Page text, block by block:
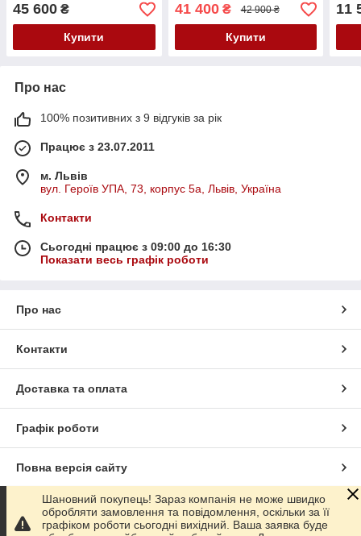
45 600 ₴
Купити
41 400₴ 42 900 ₴
Купити
11
Про нас
100% позитивних з 9 відгуків за рік
Працює з 23.07.2011
м. Львів
вул. Героїв УПА, 73, корпус 5а, Львів, Україна
Контакти
Сьогодні працює з 09:00 до 16:30
Показати весь графік роботи
Про нас
Контакти
Доставка та оплата
Графік роботи
Повна версія сайту
Сайт створено на маркетплейсіProm.ua
Шановний покупець! Зараз компанія не може швидко
обробляти замовлення та повідомлення, оскільки за її
графіком роботи сьогодні вихідний. Ваша заявка буде